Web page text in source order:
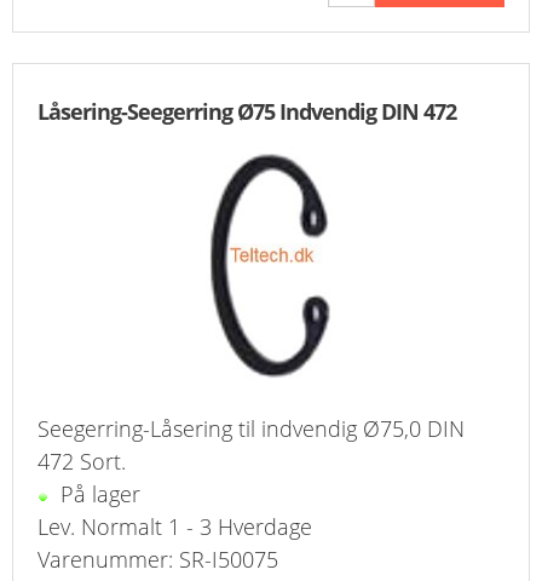
Låsering-Seegerring Ø75 Indvendig DIN 472
Seegerring-Låsering til indvendig Ø75,0 DIN
472 Sort.
På lager
Lev. Normalt 1 - 3 Hverdage
Varenummer: SR-I50075